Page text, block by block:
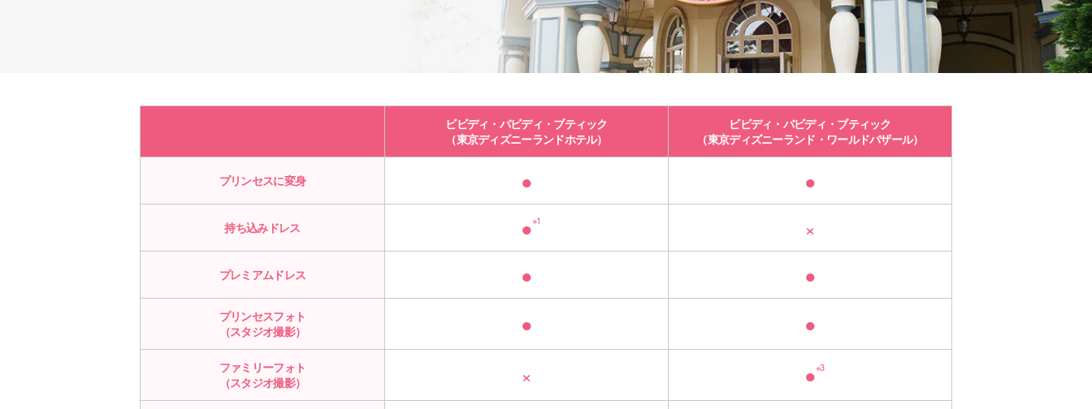
ビビディ・バビディ・ブティック
（東京ディズニーランドホテル）
ビビディ・バビディ・ブティック
（東京ディズニーランド・ワールドバザール）
プリンセスに変身 ● ●
持ち込みドレス ●※1 ×
プレミアムドレス ● ●
プリンセスフォト
（スタジオ撮影）
● ●
ファミリーフォト
（スタジオ撮影）
× ●※3